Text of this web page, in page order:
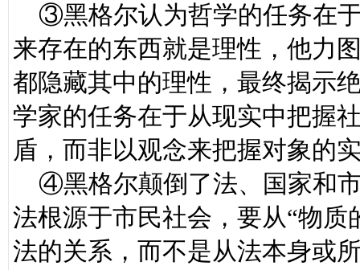
③黑格尔认为哲学的任务在
来存在的东西就是理性，他力
都隐藏其中的理性，最终揭示
学家的任务在于从现实中把握
盾，而非以观念来把握对象的
④黑格尔颠倒了法、国家和
法根源于市民社会，要从“物
法的关系，而不是从法本身或